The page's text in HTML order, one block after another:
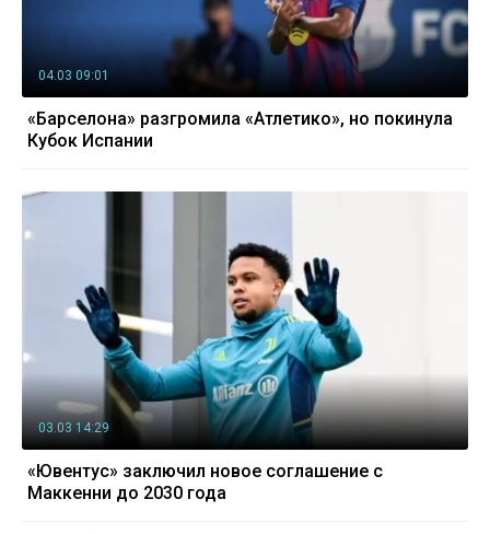
04.03 09:01
«Барселона» разгромила «Атлетико», но покинула
Кубок Испании
03.03 14:29
«Ювентус» заключил новое соглашение с
Маккенни до 2030 года